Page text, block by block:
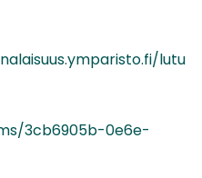
lutu
3cb6905b-0e6e-